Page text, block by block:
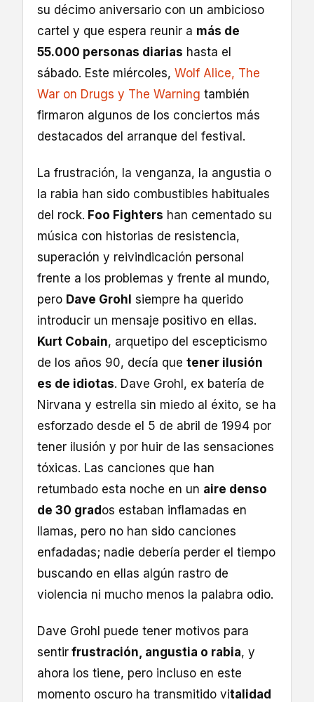
su décimo aniversario con un ambicioso
cartel y que espera reunir a más de
55.000 personas diarias hasta el
sábado. Este miércoles, Wolf Alice, The
War on Drugs y The Warning también
firmaron algunos de los conciertos más
destacados del arranque del festival.
La frustración, la venganza, la angustia o
la rabia han sido combustibles habituales
del rock. Foo Fighters han cementado su
música con historias de resistencia,
superación y reivindicación personal
frente a los problemas y frente al mundo,
pero Dave Grohl siempre ha querido
introducir un mensaje positivo en ellas.
Kurt Cobain, arquetipo del escepticismo
de los años 90, decía que tener ilusión
es de idiotas. Dave Grohl, ex batería de
Nirvana y estrella sin miedo al éxito, se ha
esforzado desde el 5 de abril de 1994 por
tener ilusión y por huir de las sensaciones
tóxicas. Las canciones que han
retumbado esta noche en un aire denso
de 30 grad os estaban inflamadas en
llamas, pero no han sido canciones
enfadadas; nadie debería perder el tiempo
buscando en ellas algún rastro de
violencia ni mucho menos la palabra odio.
Dave Grohl puede tener motivos para
sentir frustración, angustia o rabia, y
ahora los tiene, pero incluso en este
momento oscuro ha transmitido vitalidad